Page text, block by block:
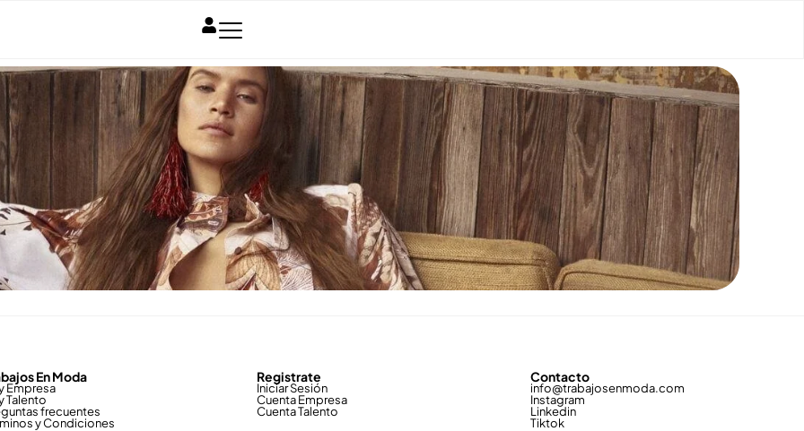
En Moda
Empresa
Talento
frecuentes
y Condiciones
Registrate
Iniciar Sesión
Cuenta Empresa
Cuenta Talento
Contacto
info@trabajosenmoda.com
Instagram
Linkedin
Tiktok